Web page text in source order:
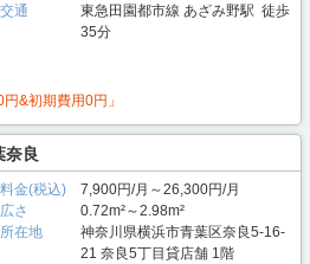
交通
東急田園都市線 あざみ野駅 徒歩
35分
&初期費用0円」
良
料金(税込)
7,900円/月～26,300円/月
広さ
0.72m²～2.98m²
所在地
神奈川県横浜市青葉区奈良5-16-
21 奈良5丁目貸店舗 1階